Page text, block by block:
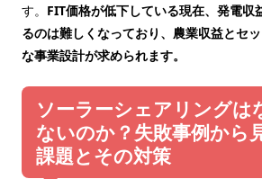
す。 FIT価格が低下している現在、発電収
るのは難しくなっており、農業収益とセ
な事業設計が求められます。
ソーラーシェアリングは
ないのか？失敗事例から
課題とその対策